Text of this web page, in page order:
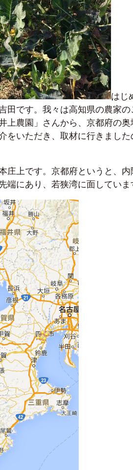
はじ
田です。我々は高知県の農家の
上農園」さんから、京都府の奥
をいただき、取材に行きました
庄上です。京都府というと、内
にあり、若狭湾に面していま